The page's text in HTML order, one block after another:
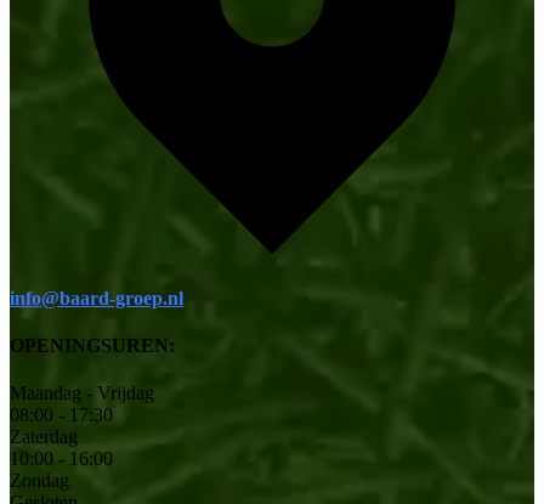
info@baard-groep.nl
OPENINGSUREN:
Maandag - Vrijdag
08:00 - 17:30
Zaterdag
10:00 - 16:00
Zondag